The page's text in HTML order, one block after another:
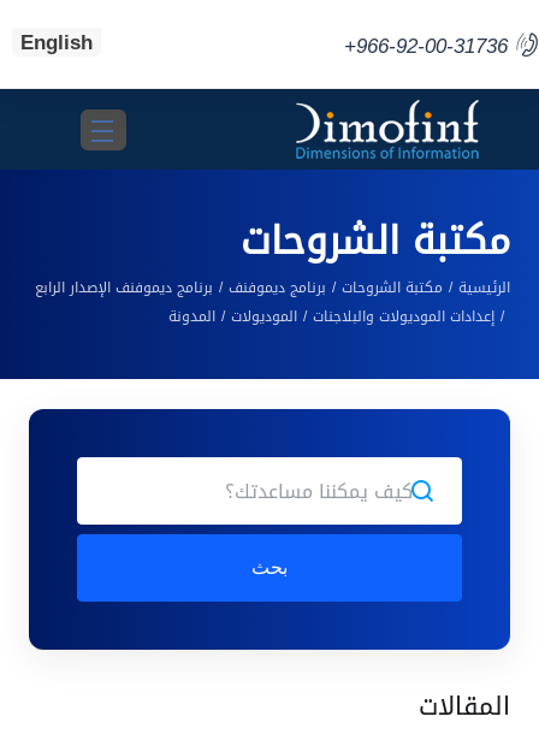
+966-92-00-31736
English
Toggle navigation
مكتبة الشروحات
الرئيسية مكتبة الشروحات برنامج ديموفنف
برنامج ديموفنف الإصدار الرابع
إعدادات الموديولات والبلاجنات الموديولات المدونة
بحث
المقالات